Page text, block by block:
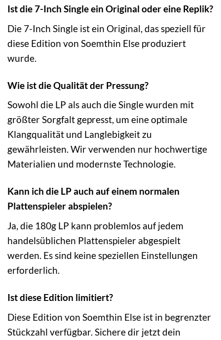
Ist die 7-Inch Single ein Original oder eine Replik?
Die 7-Inch Single ist ein Original, das speziell für
diese Edition von Soemthin Else produziert
wurde.
Wie ist die Qualität der Pressung?
Sowohl die LP als auch die Single wurden mit
größter Sorgfalt gepresst, um eine optimale
Klangqualität und Langlebigkeit zu
gewährleisten. Wir verwenden nur hochwertige
Materialien und modernste Technologie.
Kann ich die LP auch auf einem normalen
Plattenspieler abspielen?
Ja, die 180g LP kann problemlos auf jedem
handelsüblichen Plattenspieler abgespielt
werden. Es sind keine speziellen Einstellungen
erforderlich.
Ist diese Edition limitiert?
Diese Edition von Soemthin Else ist in begrenzter
Stückzahl verfügbar. Sichere dir jetzt dein